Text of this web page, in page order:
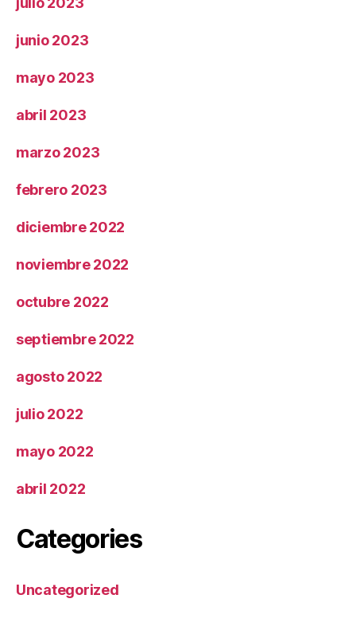
junio 2023
mayo 2023
abril 2023
marzo 2023
febrero 2023
diciembre 2022
noviembre 2022
octubre 2022
septiembre 2022
agosto 2022
julio 2022
mayo 2022
abril 2022
Categories
Uncategorized